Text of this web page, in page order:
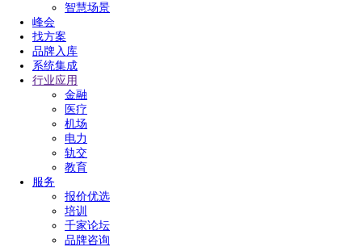
智慧场景
峰会
找方案
品牌入库
系统集成
行业应用
金融
医疗
机场
电力
轨交
教育
服务
报价优选
培训
千家论坛
品牌咨询